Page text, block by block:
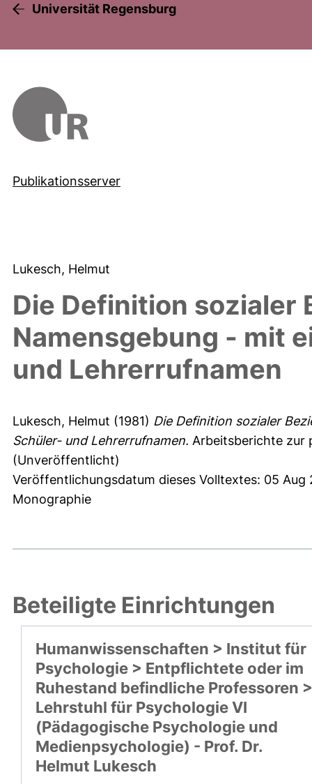
Universität Regensburg
Publikationsserver
Lukesch, Helmut
Die Definition sozialer
Namensgebung - mit
und Lehrerrufnamen
Lukesch, Helmut (1981) Die Definition sozialer
Schüler- und Lehrerrufnamen. Arbeitsberichte zur
(Unveröffentlicht)
Veröffentlichungsdatum dieses Volltextes: 05 Aug
Monographie
Beteiligte Einrichtungen
Humanwissenschaften > Institut für
Psychologie > Entpflichtete oder im
Ruhestand befindliche Professoren >
Lehrstuhl für Psychologie VI
(Pädagogische Psychologie und
Medienpsychologie) - Prof. Dr.
Helmut Lukesch